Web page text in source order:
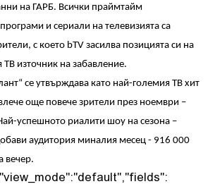
на ГАРБ. Всички праймтайм
и сериали на телевизията са
с което bTV засилва позицията си на
източник на забавление.
се утвърждава като най-големия ТВ хит
още повече зрители през ноември –
успешното риалити шоу на сезона –
аудитория миналия месец - 916 000
вечер.